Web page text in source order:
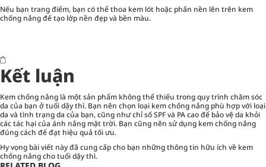
Nếu bạn trang điểm, bạn có thể thoa kem lót hoặc phấn nền lên trên kem
chống nắng để tạo lớp nền đẹp và bền màu.
Kết luận
Kem chống nắng là một sản phẩm không thể thiếu trong quy trình chăm sóc
da của bạn ở tuổi dậy thì. Bạn nên chọn loại kem chống nắng phù hợp với loại
da và tình trạng da của bạn, cũng như chỉ số SPF và PA cao để bảo vệ da khỏi
các tác hại của ánh nắng mặt trời. Bạn cũng nên sử dụng kem chống nắng
đúng cách để đạt hiệu quả tối ưu.
Hy vọng bài viết này đã cung cấp cho bạn những thông tin hữu ích về kem
chống nắng cho tuổi dậy thì.